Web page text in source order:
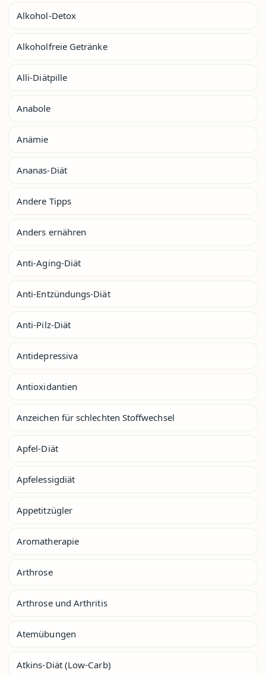
Alkohol-Detox
Alkoholfreie Getränke
Alli-Diätpille
Anabole
Anämie
Ananas-Diät
Andere Tipps
Anders ernähren
Anti-Aging-Diät
Anti-Entzündungs-Diät
Anti-Pilz-Diät
Antidepressiva
Antioxidantien
Anzeichen für schlechten Stoffwechsel
Apfel-Diät
Apfelessigdiät
Appetitzügler
Aromatherapie
Arthrose
Arthrose und Arthritis
Atemübungen
Atkins-Diät (Low-Carb)